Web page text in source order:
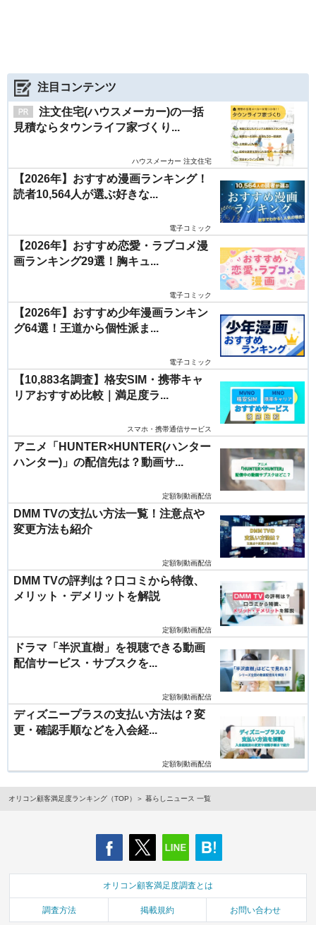
注目コンテンツ
注文住宅(ハウスメーカー)の一括
見積ならタウンライフ家づくり...
ハウスメーカー 注文住宅
【2026年】おすすめ漫画ランキング！
読者10,564人が選ぶ好きな...
電子コミック
【2026年】おすすめ恋愛・ラブコメ漫
画ランキング29選！胸キュ...
電子コミック
【2026年】おすすめ少年漫画ランキン
グ64選！王道から個性派ま...
電子コミック
【10,883名調査】格安SIM・携帯キャ
リアおすすめ比較｜満足度ラ...
スマホ・携帯通信サービス
アニメ「HUNTER×HUNTER(ハンター
ハンター)」の配信先は？動画サ...
定額制動画配信
DMM TVの支払い方法一覧！注意点や
変更方法も紹介
定額制動画配信
DMM TVの評判は？口コミから特徴、
メリット・デメリットを解説
定額制動画配信
ドラマ「半沢直樹」を視聴できる動画
配信サービス・サブスクを...
定額制動画配信
ディズニープラスの支払い方法は？変
更・確認手順などを入会経...
定額制動画配信
オリコン顧客満足度ランキング（TOP） 暮らしニュース 一覧
オリコン顧客満足度調査とは
調査方法 掲載規約 お問い合わせ